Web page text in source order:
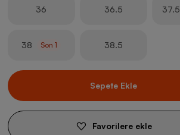
36 36.5 37.5
38 Son1 38.5
Sepete Ekle
Favorilere ekle